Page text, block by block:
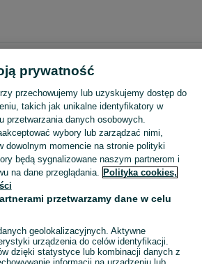
Skorzystaj z największego serwisu ogłoszeniowego - Chomranice i okolice! Kupuj to, czego pragniesz i sprzedawaj to, czego już nie potrzebujesz! Zobacz
prywatność
przechowujemy lub uzyskujemy dostęp do
takich jak unikalne identyfikatory w
przetwarzania danych osobowych.
wybory lub zarządzać nimi,
dowolnym momencie na stronie polityki
będą sygnalizowane naszym partnerom i
na dane przeglądania. Polityka cookies,
przetwarzamy dane w celu
geolokalizacyjnych. Aktywne
urządzenia do celów identyfikacji.
dzięki statystyce lub kombinacji danych z